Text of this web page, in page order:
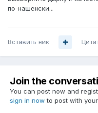
по-нашенски...
Вставить ник
Join the
You can post now and
sign in now to post with